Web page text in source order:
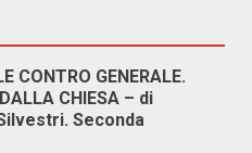
CONTRO GENERALE.
CHIESA – di
Seconda